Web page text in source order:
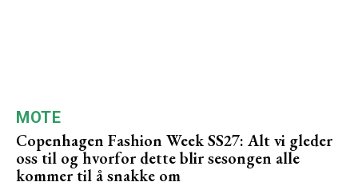
MOTE
Copenhagen Fashion Week SS27: Alt vi gleder
oss til og hvorfor dette blir sesongen alle
kommer til å snakke om